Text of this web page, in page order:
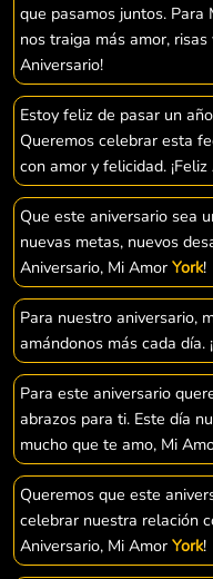
que pasamos juntos. Para
nos traiga más amor,
Aniversario!
Estoy feliz de pasar un
Queremos celebrar esta
con amor y felicidad.
Que este aniversario sea
nuevas metas, nuevos
Aniversario, Mi Amor York!
Para nuestro aniversario,
amándonos más cada día.
Para este aniversario
abrazos para ti. Este día
mucho que te amo, Mi
Queremos que este
celebrar nuestra relación
Aniversario, Mi Amor York!